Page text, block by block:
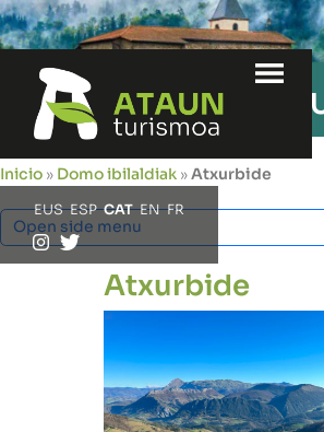
Menu
EUS ESP CAT EN FR
RUTES EL DOM D'
Inicio » Domo ibilaldiak »Atxurbide
Atxurbide
Open side menu